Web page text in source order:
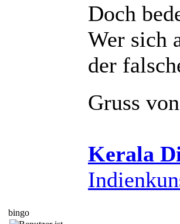
Doch
Wer sich
der
Gruss von
Kerala
bingo